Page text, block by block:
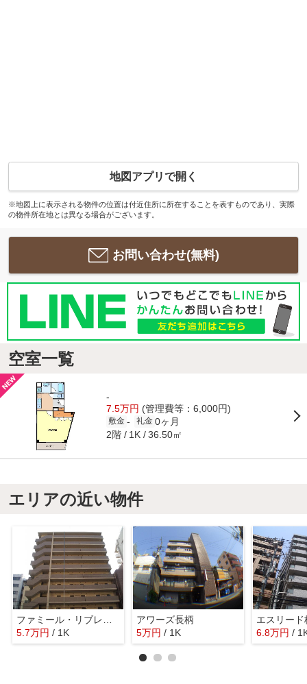
地図アプリで開く
※地図上に表示される物件の位置は付近住所に所在することを表すものであり、実際
の物件所在地とは異なる場合がございます。
お問い合わせ(無料)
空室一覧
-
7.5万円 (管理費等：6,000円)
敷金 - 礼金 0ヶ月
2階 1K 36.50㎡
エリアの近い物件
5.7万円 / 1K
アワーズ長柄
5万円 / 1K
エスリード
6.8万円 /